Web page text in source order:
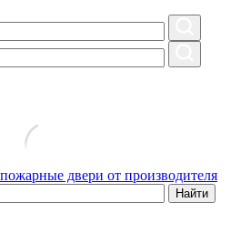
двери от производителя
Найти